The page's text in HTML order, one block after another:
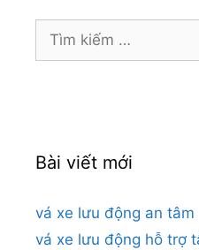
Tìm
kiếm
Bài viết mới
vá xe lưu động an tâm
vá xe lưu động hỗ trợ